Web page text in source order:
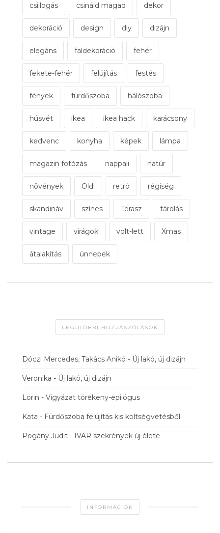
csillogás csináld magad dekor
dekoráció design diy dizájn
elegáns faldekoráció fehér
fekete-fehér felújítás festés
fények fürdőszoba hálószoba
húsvét ikea ikea hack karácsony
kedvenc konyha képek lámpa
magazin fotózás nappali natúr
növények Oldi retró régiség
skandináv színes Terasz tárolás
vintage virágok volt-lett Xmas
átalakítás ünnepek
LEGUTÓBBI HOZZÁSZÓLÁSOK
Dóczi Mercedes, Takács Anikó - Új lakó, új dizájn
Veronika - Új lakó, új dizájn
Lorin - Vigyázat törékeny-epilógus
Kata - Fürdőszoba felújítás kis költségvetésből
Pogány Judit - IVAR szekrények új élete
INFORMÁCIÓK